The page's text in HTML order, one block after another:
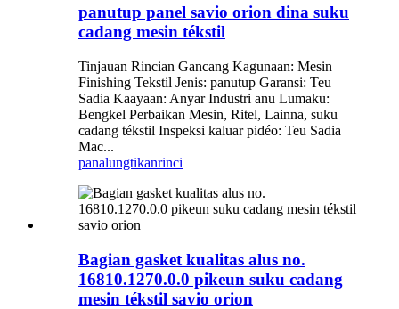
panutup panel savio orion dina suku
cadang mesin tékstil
Tinjauan Rincian Gancang Kagunaan: Mesin
Finishing Tekstil Jenis: panutup Garansi: Teu
Sadia Kaayaan: Anyar Industri anu Lumaku:
Bengkel Perbaikan Mesin, Ritel, Lainna, suku
cadang tékstil Inspeksi kaluar pidéo: Teu Sadia
Mac...
panalungtikanrinci
Bagian gasket kualitas alus no.
16810.1270.0.0 pikeun suku cadang
mesin tékstil savio orion